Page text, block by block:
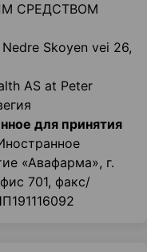
СРЕДСТВОМ
Skoyen vei 26,
AS at Peter
для принятия
«Авафарма», г.
701, факс/